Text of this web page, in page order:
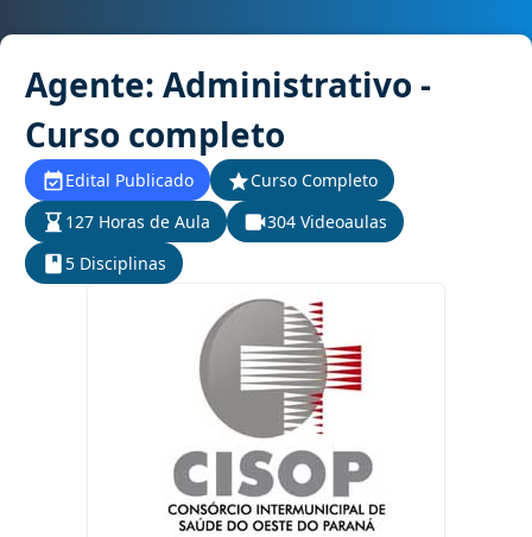
Agente: Administrativo -
Curso completo
Edital Publicado
Curso Completo
127 Horas de Aula
304 Videoaulas
5 Disciplinas